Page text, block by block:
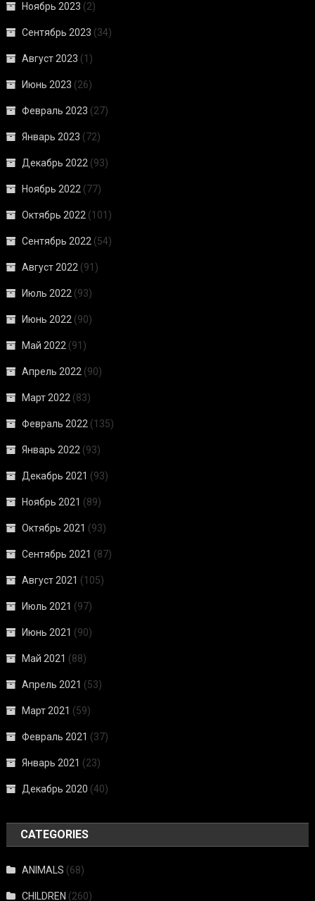
Ноябрь 2023 (2)
Сентябрь 2023 (34)
Август 2023 (1)
Июнь 2023 (26)
Февраль 2023 (27)
Январь 2023 (72)
Декабрь 2022 (93)
Ноябрь 2022 (77)
Октябрь 2022 (101)
Сентябрь 2022 (54)
Август 2022 (91)
Июль 2022 (93)
Июнь 2022 (90)
Май 2022 (91)
Апрель 2022 (90)
Март 2022 (83)
Февраль 2022 (135)
Январь 2022 (93)
Декабрь 2021 (93)
Ноябрь 2021 (89)
Октябрь 2021 (93)
Сентябрь 2021 (87)
Август 2021 (105)
Июль 2021 (97)
Июнь 2021 (90)
Май 2021 (88)
Апрель 2021 (53)
Март 2021 (59)
Февраль 2021 (37)
Январь 2021 (23)
Декабрь 2020 (40)
CATEGORIES
ANIMALS (68)
CHILDREN (260)